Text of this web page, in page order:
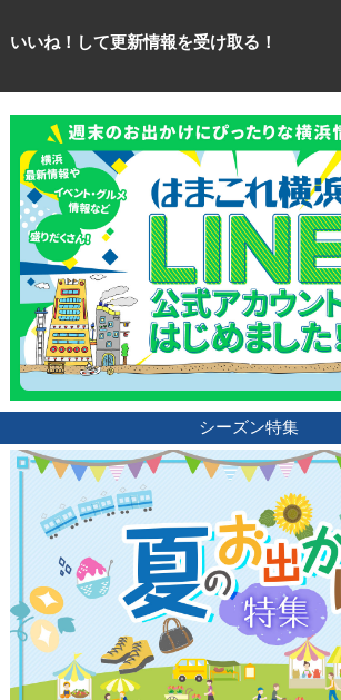
いいね！して更新情報を受け取る！
シーズン特集
ランキング
ブログ記事